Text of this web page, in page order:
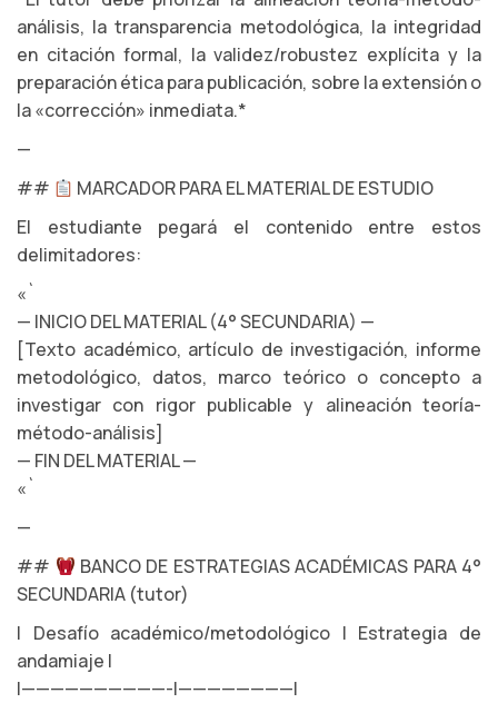
análisis, la transparencia metodológica, la integridad
en citación formal, la validez/robustez explícita y la
preparación ética para publicación, sobre la extensión o
la «corrección» inmediata.*
—
##
MARCADOR PARA EL MATERIAL DE ESTUDIO
El estudiante pegará el contenido entre estos
delimitadores:
«`
— INICIO DEL MATERIAL (4° SECUNDARIA) —
[Texto académico, artículo de investigación, informe
metodológico, datos, marco teórico o concepto a
investigar con rigor publicable y alineación teoría-
método-análisis]
— FIN DEL MATERIAL —
«`
—
##
BANCO DE ESTRATEGIAS ACADÉMICAS PARA 4°
SECUNDARIA (tutor)
| Desafío académico/metodológico | Estrategia de
andamiaje |
|——————————-|————————|